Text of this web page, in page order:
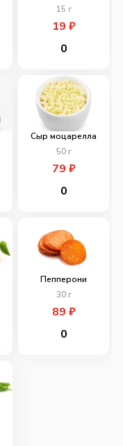
15 г
19 ₽
0
Сыр моцарелла
50г
79 ₽
0
Пепперони
30г
89 ₽
0